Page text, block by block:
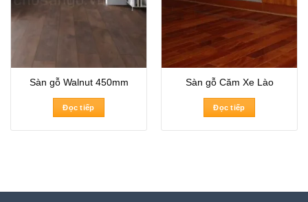
Sàn gỗ Walnut 450mm
Đọc tiếp
Sàn gỗ Căm Xe Lào
Đọc tiếp